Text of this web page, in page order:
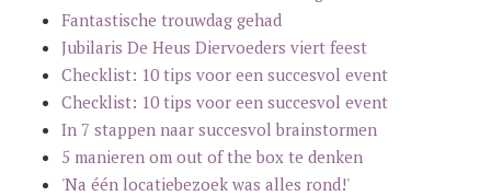
Fantastische trouwdag gehad
Jubilaris De Heus Diervoeders viert feest
Checklist: 10 tips voor een succesvol event
Checklist: 10 tips voor een succesvol event
In 7 stappen naar succesvol brainstormen
5 manieren om out of the box te denken
'Na één locatiebezoek was alles rond!'